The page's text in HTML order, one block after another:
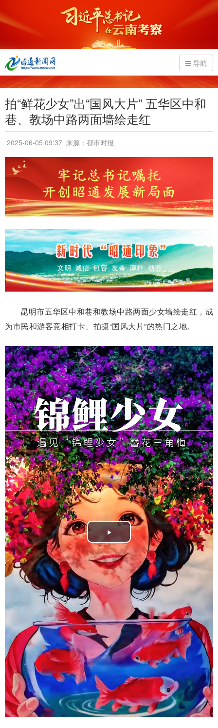
导航
拍“鲜花少女”出“国风大片” 五华区中和
巷、教场中路两面墙绘走红
2025-06-05 09:37 来源：都市时报
昆明市五华区中和巷和教场中路两面少女墙绘走红，成
为市民和游客竞相打卡、拍摄“国风大片”的热门之地。
Play
Video